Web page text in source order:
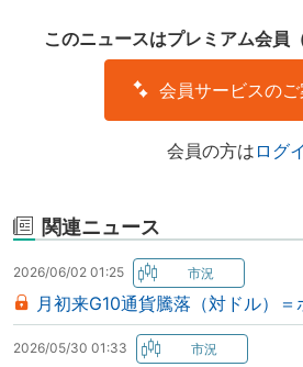
このニュースはプレミアム会員
会員サービスのご
会員の方は ログ
関連ニュース
2026/06/02 01:25
月初来G10通貨騰落（対ドル）
2026/05/30 01:33